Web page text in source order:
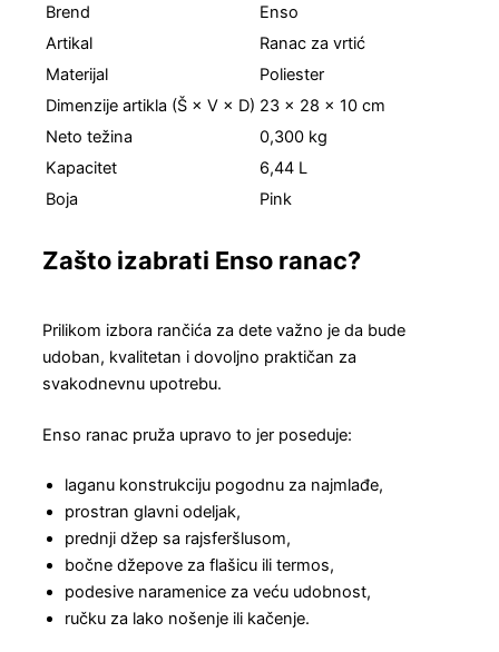
Brend
Enso
Artikal
Ranac za vrtić
Materijal
Poliester
Dimenzije artikla (Š × V × D) 23 × 28 × 10 cm
Neto težina
0,300 kg
Kapacitet
6,44 L
Boja
Pink
Zašto izabrati Enso ranac?
Prilikom izbora rančića za dete važno je da bude
udoban, kvalitetan i dovoljno praktičan za
svakodnevnu upotrebu.
Enso ranac pruža upravo to jer poseduje:
laganu konstrukciju pogodnu za najmlađe,
prostran glavni odeljak,
prednji džep sa rajsferšlusom,
bočne džepove za flašicu ili termos,
podesive naramenice za veću udobnost,
ručku za lako nošenje ili kačenje.